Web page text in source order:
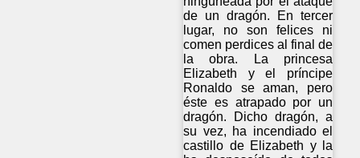
de un dragón. En tercer
lugar, no son felices ni
comen perdices al final de
la obra. La princesa
Elizabeth y el príncipe
Ronaldo se aman, pero
éste es atrapado por un
dragón. Dicho dragón, a
su vez, ha incendiado el
castillo de Elizabeth y la